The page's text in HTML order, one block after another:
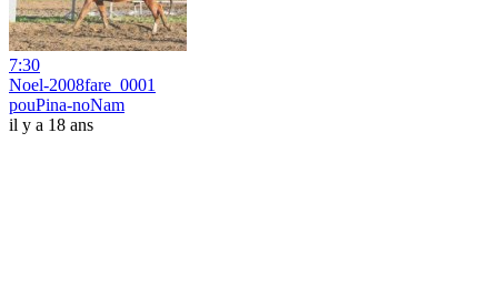
7:30
Noel-2008fare_0001
pouPina-noNam
il y a 18 ans